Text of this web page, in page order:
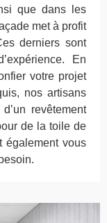
que dans les
met à profit
derniers sont
En
votre projet
nos artisans
revêtement
de la toile de
également vous